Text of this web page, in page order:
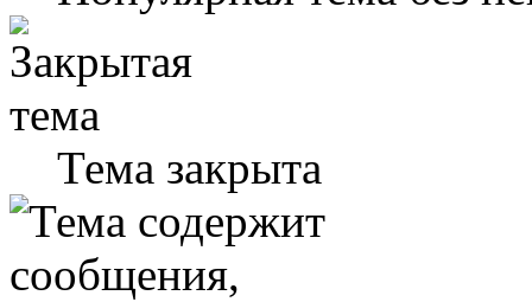
Тема закрыта